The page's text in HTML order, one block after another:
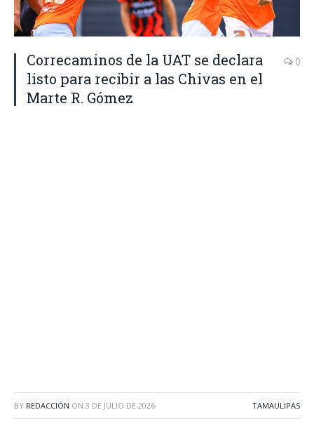
Correcaminos de la UAT se declara
listo para recibir a las Chivas en el
Marte R. Gómez
0
BY REDACCIÓN ON 3 DE JULIO DE 2026 TAMAULIPAS